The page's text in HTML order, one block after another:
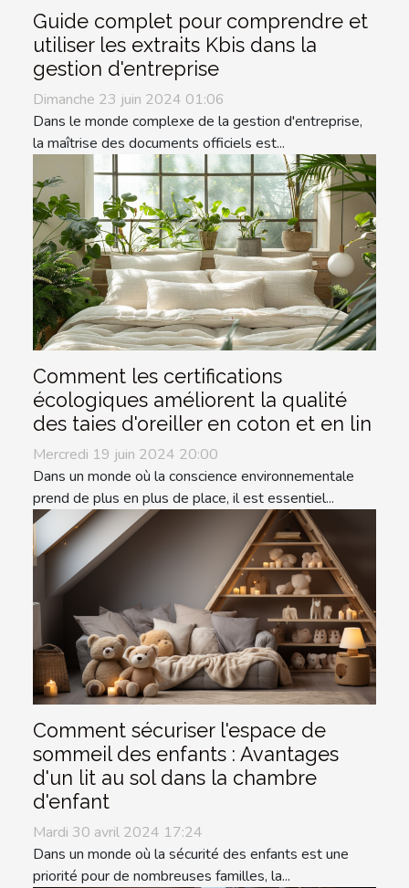
Guide complet pour comprendre et
utiliser les extraits Kbis dans la
gestion d'entreprise
Dimanche 23 juin 2024 01:06
Dans le monde complexe de la gestion d'entreprise,
la maîtrise des documents officiels est...
Comment les certifications
écologiques améliorent la qualité
des taies d'oreiller en coton et en lin
Mercredi 19 juin 2024 20:00
Dans un monde où la conscience environnementale
prend de plus en plus de place, il est essentiel...
Comment sécuriser l'espace de
sommeil des enfants : Avantages
d'un lit au sol dans la chambre
d'enfant
Mardi 30 avril 2024 17:24
Dans un monde où la sécurité des enfants est une
priorité pour de nombreuses familles, la...